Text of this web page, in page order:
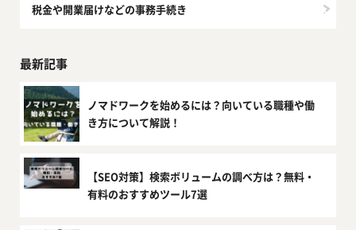
税金や開業届けなどの事務手続き
最新記事
ノマドワークを始めるには？向いている職種や働
き方について解説！
【SEO対策】検索ボリュームの調べ方は？無料・
有料のおすすめツール7選